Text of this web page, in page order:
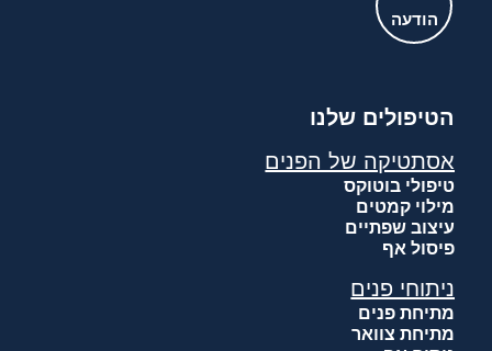
הודעה
הטיפולים שלנו
אסתטיקה של הפנים
טיפולי בוטוקס
מילוי קמטים
עיצוב שפתיים
פיסול אף
ניתוחי פנים
מתיחת פנים
מתיחת צוואר